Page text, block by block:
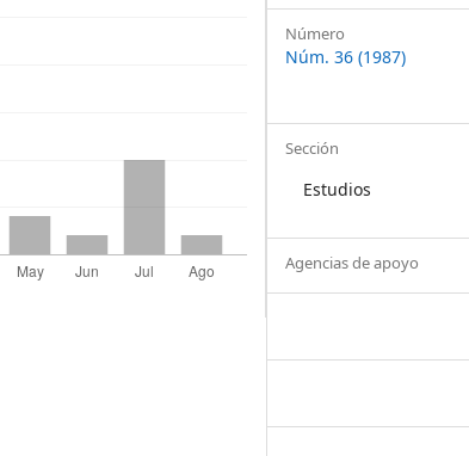
Número
Núm. 36 (1987)
Sección
Estudios
Agencias de apoyo